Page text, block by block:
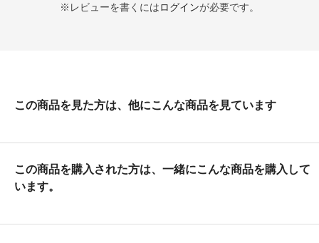
※レビューを書くにはログインが必要です。
この商品を見た方は、他にこんな商品を見ています
この商品を購入された方は、一緒にこんな商品を購入して
います。